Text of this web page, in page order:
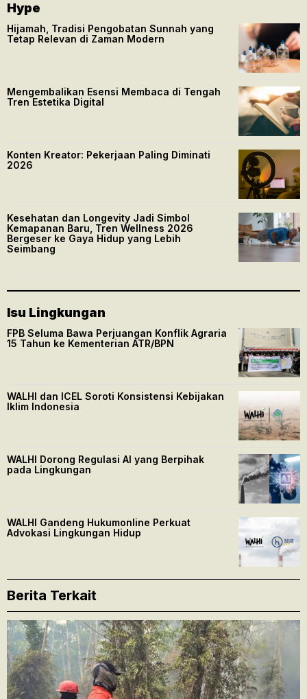
Hype
Hijamah, Tradisi Pengobatan Sunnah yang
Tetap Relevan di Zaman Modern
Mengembalikan Esensi Membaca di Tengah
Tren Estetika Digital
Konten Kreator: Pekerjaan Paling Diminati
2026
Kesehatan dan Longevity Jadi Simbol
Kemapanan Baru, Tren Wellness 2026
Bergeser ke Gaya Hidup yang Lebih
Seimbang
Isu Lingkungan
FPB Seluma Bawa Perjuangan Konflik Agraria
15 Tahun ke Kementerian ATR/BPN
WALHI dan ICEL Soroti Konsistensi Kebijakan
Iklim Indonesia
WALHI Dorong Regulasi AI yang Berpihak
pada Lingkungan
WALHI Gandeng Hukumonline Perkuat
Advokasi Lingkungan Hidup
Berita Terkait